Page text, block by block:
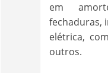
em
fechaduras,
elétrica,
outros.